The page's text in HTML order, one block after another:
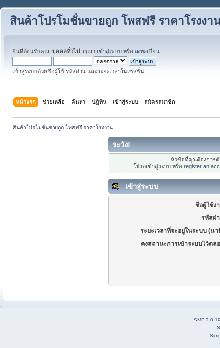
สินค้าโปรโมชั่นขายถูก โพสฟรี ราคาโรงงาน
ยินดีต้อนรับคุณ, บุคคลทั่วไป กรุณา เข้าสู่ระบบ หรือ ลงทะเบียน
เข้าสู่ระบบด้วยชื่อผู้ใช้ รหัสผ่าน และระยะเวลาในเซสชั่น
หน้าแรก ช่วยเหลือ ค้นหา ปฏิทิน เข้าสู่ระบบ สมัครสมาชิก
สินค้าโปรโมชั่นขายถูก โพสฟรี ราคาโรงงาน
ระวัง!
หัวข้อที่คุณต้องการ
โปรดเข้าสู่ระบบ หรือ register an
เข้าสู่ระบบ
ชื่อผู้ใช้ง
รหัสผ่
ระยะเวลาที่จะอยู่ในระบบ (นา
คงสถานะการเข้าระบบไว้ตล
SMF 2.0.19